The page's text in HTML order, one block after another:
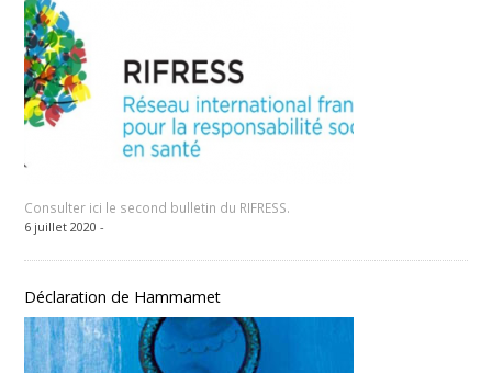
Consulter ici le second bulletin du RIFRESS.
6 juillet 2020 -
Déclaration de Hammamet